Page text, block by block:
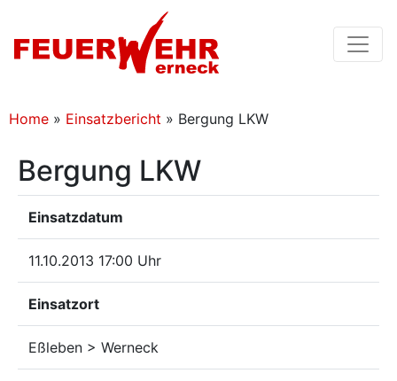
Home » Einsatzbericht » Bergung LKW
Bergung LKW
Einsatzdatum
11.10.2013 17:00 Uhr
Einsatzort
Eßleben > Werneck